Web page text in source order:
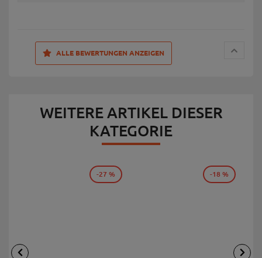
ALLE BEWERTUNGEN ANZEIGEN
WEITERE ARTIKEL DIESER
KATEGORIE
-27 % -18 %